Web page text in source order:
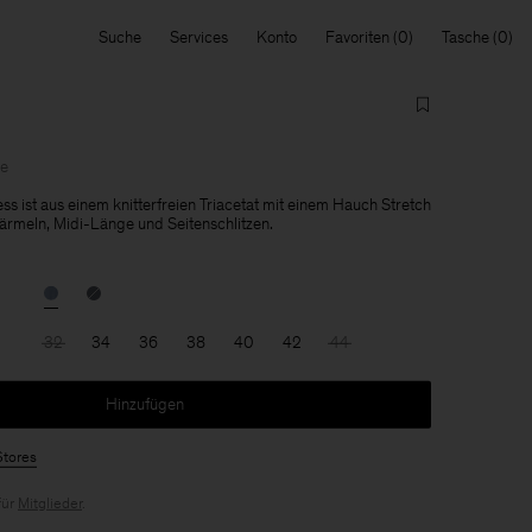
Suche Services Konto Favoriten Tasche
ist aus einem knitterfreien Triacetat mit einem Hauch Stretch
Midi-Länge und Seitenschlitzen.
32 34 36 38 40 42 44
Hinzufügen
Mitglieder.